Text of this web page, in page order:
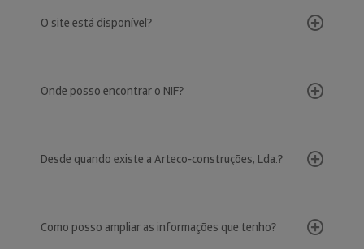
O site está disponível?
Onde posso encontrar o NIF?
Desde quando existe a Arteco-construções, Lda.?
Como posso ampliar as informações que tenho?